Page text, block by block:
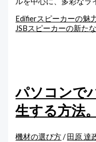
Edifierスピーカーの魅
JSBスピーカーの新た
パソコンで
生する方法。
機材の選び方/田原 達